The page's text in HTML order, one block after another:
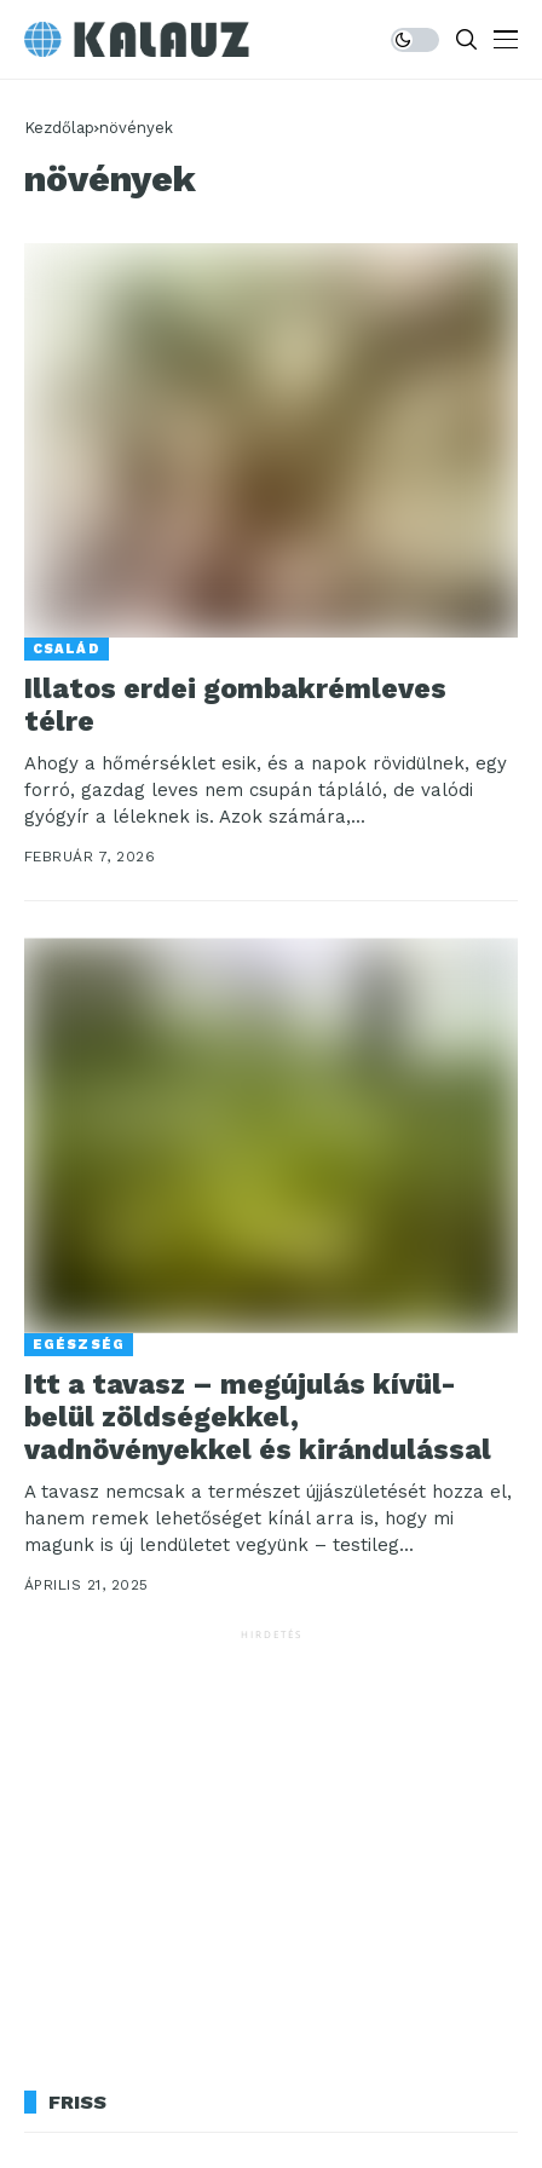
Kezdőlap növények
növények
CSALÁD
Illatos erdei gombakrémleves
télre
Ahogy a hőmérséklet esik, és a napok rövidülnek, egy
forró, gazdag leves nem csupán tápláló, de valódi
gyógyír a léleknek is. Azok számára,...
FEBRUÁR 7, 2026
EGÉSZSÉG
Itt a tavasz – megújulás kívül-
belül zöldségekkel,
vadnövényekkel és kirándulással
A tavasz nemcsak a természet újjászületését hozza el,
hanem remek lehetőséget kínál arra is, hogy mi
magunk is új lendületet vegyünk – testileg...
ÁPRILIS 21, 2025
HIRDETÉS
FRISS